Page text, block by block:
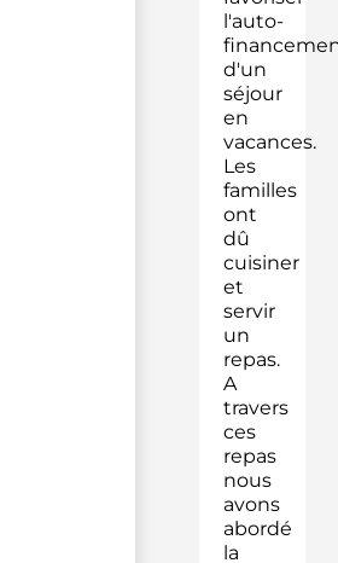
l'auto-
d'un
séjour
en
vacances.
Les
familles
ont
dû
cuisiner
et
servir
un
repas.
A
travers
ces
repas
nous
avons
abordé
la